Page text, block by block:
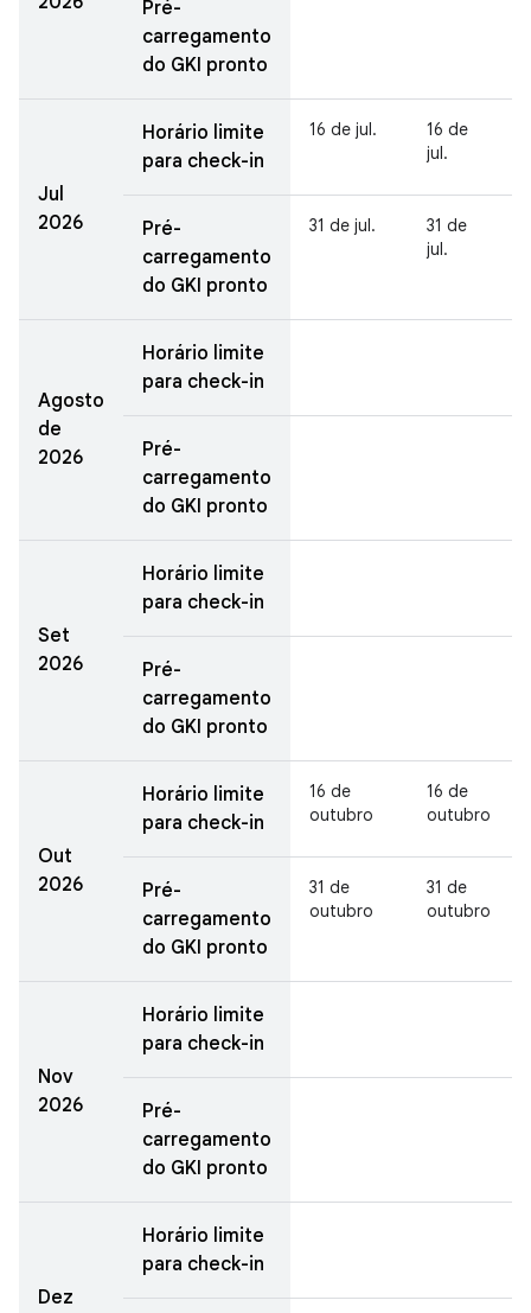
Pré-
carregamento
do GKI pronto
Jul
2026
Horário limite
para check-in
16 de jul.
16 de
jul.
Pré-
carregamento
do GKI pronto
31 de jul.
31 de
jul.
Agosto
de
2026
Horário limite
para check-in
Pré-
carregamento
do GKI pronto
Set
2026
Horário limite
para check-in
Pré-
carregamento
do GKI pronto
Out
2026
Horário limite
para check-in
16 de
outubro
16 de
outubro
Pré-
carregamento
do GKI pronto
31 de
outubro
31 de
outubro
Nov
2026
Horário limite
para check-in
Pré-
carregamento
do GKI pronto
Dez
Horário limite
para check-in